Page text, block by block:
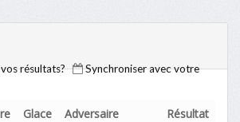
résultats?
Synchroniser avec votre
Glace Adversaire
Résultat